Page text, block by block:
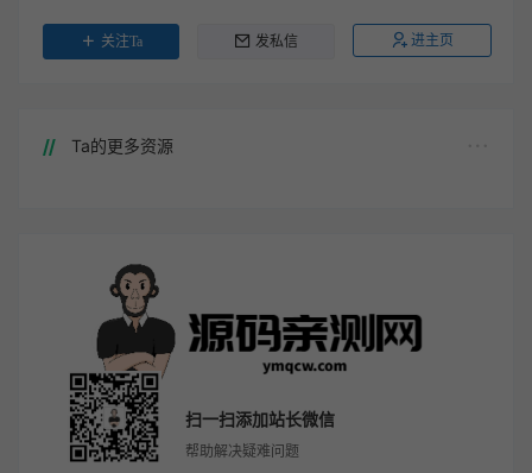
关注Ta 发私信 进主页
Ta的更多资源
扫一扫添加站长微信
帮助解决疑难问题